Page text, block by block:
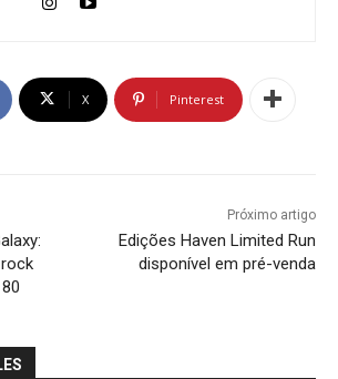
X Pinterest
Próximo artigo
Edições Haven Limited Run
disponível em pré-venda